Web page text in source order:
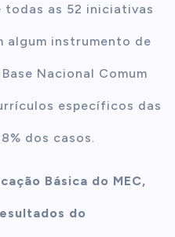
todas as 52 iniciativas
algum instrumento de
Nacional Comum
específicos das
dos casos.
Básica do MEC,
do